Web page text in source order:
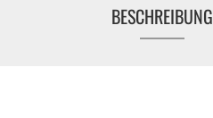
Handwerkzeug anzeigen
BESCHREIBUNG